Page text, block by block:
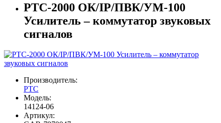
РТС-2000 ОК/IP/ПВК/УМ-100
Усилитель – коммутатор звуковых
сигналов
Производитель:
РТС
Модель:
14124-06
Артикул: